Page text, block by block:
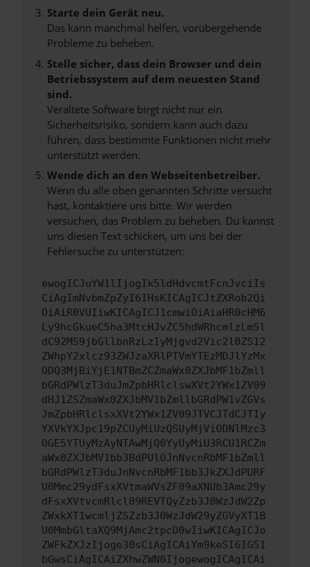
Starte dein Gerät neu.
Das kann manchmal helfen, vorübergehende
Probleme zu beheben.
Stelle sicher, dass dein Browser und dein
Betriebssystem auf dem neuesten Stand
sind.
Veraltete Software birgt nicht nur ein
Sicherheitsrisiko, sondern kann auch dazu
führen, dass bestimmte Funktionen nicht mehr
unterstützt werden.
Wende dich an den Webseitenbetreiber.
Wenn du alle oben genannten Schritte versucht
hast, kontaktiere uns bitte. Wir werden
versuchen, das Problem zu beheben. Du kannst
uns diesen Text schicken, um uns bei der
Fehlersuche zu unterstützen:
ewogICJuYW1lIjogIk5ldHdvcmtFcnJvciIs
CiAgImNvbmZpZyI6IHsKICAgICJtZXRob2Qi
OiAiR0VUIiwKICAgICJ1cmwiOiAiaHR0cHM6
Ly9hcGkueC5ha3MtcHJvZC5hdWRhcmlzLm5l
dC92MS9jbGllbnRzLzIyMjgvd2Vic2l0ZS12
ZWhpY2xlcz93ZWJzaXRlPTVmYTEzMDJlYzMx
ODQ3MjBiYjE1NTBmZCZmaWx0ZXJbMF1bZmll
bGRdPWlzT3duJmZpbHRlclswXVt2YWx1ZV09
dHJ1ZSZmaWx0ZXJbMV1bZmllbGRdPW1vZGVs
JmZpbHRlclsxXVt2YWx1ZV09JTVCJTdCJTIy
YXVkYXJpc19pZCUyMiUzQSUyMjViODNlMzc3
OGE5YTUyMzAyNTAwMjQ0YyUyMiU3RCU1RCZm
aWx0ZXJbMV1bb3BdPUlOJnNvcnRbMF1bZmll
bGRdPWlzT3duJnNvcnRbMF1bb3JkZXJdPURF
U0Mmc29ydFsxXVtmaWVsZF09aXNUb3Amc29y
dFsxXVtvcmRlcl09REVTQyZzb3J0WzJdW2Zp
ZWxkXT1wcmljZSZzb3J0WzJdW29yZGVyXT1B
U0MmbGltaXQ9MjAmc2tpcD0wIiwKICAgICJo
ZWFkZXJzIjoge30sCiAgICAiYm9keSI6IG51
bGwsCiAgICAiZXhwZWN0IjogewogICAgICAi